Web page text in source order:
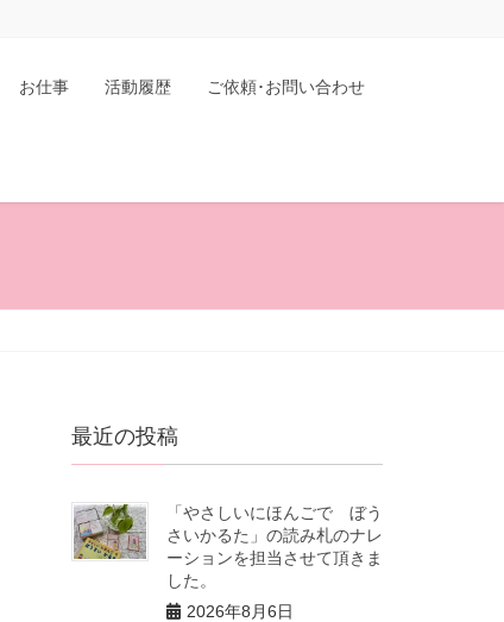
お仕事 活動履歴 ご依頼･お問い合わせ
最近の投稿
「やさしいにほんごで ぼう
さいかるた」の読み札のナレ
ーションを担当させて頂きま
した。
2026年8月6日